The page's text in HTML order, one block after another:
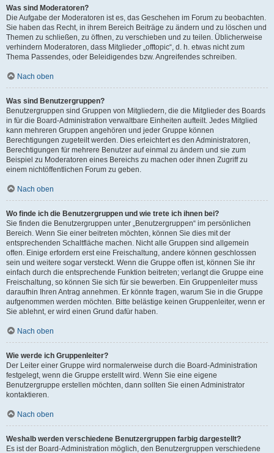
Was sind Moderatoren?
Die Aufgabe der Moderatoren ist es, das Geschehen im Forum zu beobachten.
Sie haben das Recht, in ihrem Bereich Beiträge zu ändern und zu löschen und
Themen zu schließen, zu öffnen, zu verschieben und zu teilen. Üblicherweise
verhindern Moderatoren, dass Mitglieder „offtopic“, d. h. etwas nicht zum
Thema Passendes, oder Beleidigendes bzw. Angreifendes schreiben.
Nach oben
Was sind Benutzergruppen?
Benutzergruppen sind Gruppen von Mitgliedern, die die Mitglieder des Boards
in für die Board-Administration verwaltbare Einheiten aufteilt. Jedes Mitglied
kann mehreren Gruppen angehören und jeder Gruppe können
Berechtigungen zugeteilt werden. Dies erleichtert es den Administratoren,
Berechtigungen für mehrere Benutzer auf einmal zu ändern und sie zum
Beispiel zu Moderatoren eines Bereichs zu machen oder ihnen Zugriff zu
einem nichtöffentlichen Forum zu geben.
Nach oben
Wo finde ich die Benutzergruppen und wie trete ich ihnen bei?
Sie finden die Benutzergruppen unter „Benutzergruppen“ im persönlichen
Bereich. Wenn Sie einer beitreten möchten, können Sie dies mit der
entsprechenden Schaltfläche machen. Nicht alle Gruppen sind allgemein
offen. Einige erfordern erst eine Freischaltung, andere können geschlossen
sein und weitere sogar versteckt. Wenn die Gruppe offen ist, können Sie ihr
einfach durch die entsprechende Funktion beitreten; verlangt die Gruppe eine
Freischaltung, so können Sie sich für sie bewerben. Ein Gruppenleiter muss
daraufhin Ihren Antrag annehmen. Er könnte fragen, warum Sie in die Gruppe
aufgenommen werden möchten. Bitte belästige keinen Gruppenleiter, wenn er
Sie ablehnt, er wird einen Grund dafür haben.
Nach oben
Wie werde ich Gruppenleiter?
Der Leiter einer Gruppe wird normalerweise durch die Board-Administration
festgelegt, wenn die Gruppe erstellt wird. Wenn Sie eine eigene
Benutzergruppe erstellen möchten, dann sollten Sie einen Administrator
kontaktieren.
Nach oben
Weshalb werden verschiedene Benutzergruppen farbig dargestellt?
Es ist der Board-Administration möglich, den Benutzergruppen verschiedene